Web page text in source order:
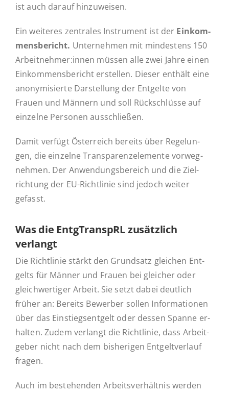
ist auch darauf hinzuweisen.
Ein wei­te­res zen­tra­les In­stru­ment ist der Ein­kom­
mens­be­richt. Un­ter­neh­men mit min­des­tens 150
Arbeitnehmer:innen müssen alle zwei Jahre einen
Ein­kom­mens­be­richt er­stel­len. Dieser enthält eine
an­ony­mi­sier­te Dar­stel­lung der Ent­gel­te von
Frauen und Männern und soll Rück­schlüs­se auf
ein­zel­ne Per­so­nen ausschließen.
Damit verfügt Ös­ter­reich bereits über Re­ge­lun­
gen, die ein­zel­ne Trans­pa­ren­z­ele­men­te vor­weg­
neh­men. Der An­wen­dungs­be­reich und die Ziel­
rich­tung der EU-Rich­t­­li­­nie sind jedoch weiter
gefasst.
Was die Entg­Tran­spRL zu­sätz­lich
verlangt
Die Richt­li­nie stärkt den Grund­satz glei­chen Ent­
gelts für Männer und Frauen bei glei­cher oder
gleich­wer­ti­ger Arbeit. Sie setzt dabei deut­lich
früher an: Bereits Be­wer­ber sollen In­for­ma­tio­nen
über das Ein­stiegs­ent­gelt oder dessen Spanne er­
hal­ten. Zudem ver­langt die Richt­li­nie, dass Ar­beit­
ge­ber nicht nach dem bis­he­ri­gen Ent­gelt­ver­lauf
fragen.
Auch im be­stehen­den Ar­beits­ver­hält­nis werden